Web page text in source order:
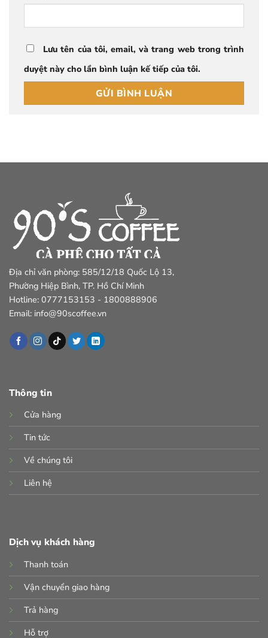
Lưu tên của tôi, email, và trang web trong trình
duyệt này cho lần bình luận kế tiếp của tôi.
Địa chỉ văn phòng: 585/12/18 Quốc Lộ 13,
Phường Hiệp Bình, TP. Hồ Chí Minh
Hotline: 0777153153 - 1800888906
Email: info@90scoffee.vn
Thông tin
Cửa hàng
Tin tức
Về chúng tôi
Liên hệ
Dịch vụ khách hàng
Thanh toán
Vận chuyển giao hàng
Trả hàng
Hỗ trợ